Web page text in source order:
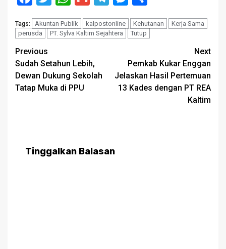
Tags: Akuntan Publik kalpostonline Kehutanan
Kerja Sama
perusda
PT. Sylva Kaltim Sejahtera Tutup
Post
navigation
Previous
Sudah Setahun Lebih,
Dewan Dukung Sekolah
Tatap Muka di PPU
Next
Pemkab Kukar Enggan
Jelaskan Hasil Pertemuan
13 Kades dengan PT REA
Kaltim
Tinggalkan Balasan